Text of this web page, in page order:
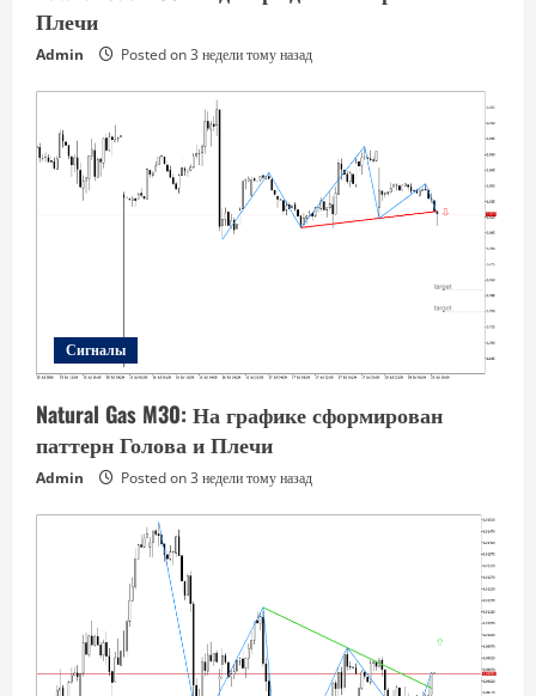
Плечи
Admin Posted on 3 недели тому назад
Сигналы
Natural Gas M30: На графике сформирован
паттерн Голова и Плечи
Admin Posted on 3 недели тому назад